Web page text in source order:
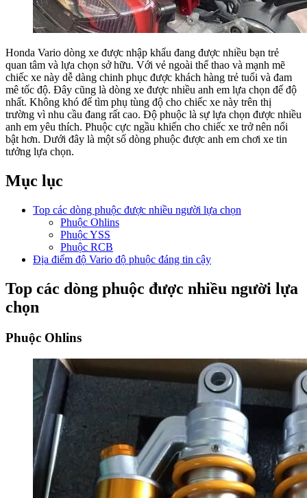
Honda Vario dòng xe được nhập khẩu đang được nhiều bạn trẻ
quan tâm và lựa chọn sở hữu. Với vẻ ngoài thể thao và mạnh mẽ
chiếc xe này dễ dàng chinh phục được khách hàng trẻ tuổi và đam
mê tốc độ. Đây cũng là dòng xe được nhiều anh em lựa chọn để độ
nhất. Không khó để tìm phụ tùng độ cho chiếc xe này trên thị
trường vì nhu cầu đang rất cao. Độ phuộc là sự lựa chọn được nhiều
anh em yêu thích. Phuộc cực ngầu khiến cho chiếc xe trở nên nổi
bật hơn. Dưới đây là một số dòng phuộc được anh em chơi xe tin
tưởng lựa chọn.
Mục lục
Top các dòng phuộc được nhiều người lựa chọn
Phuộc Ohlins
Phuộc YSS
Phuộc RCB
Địa điểm độ Vario độ phuộc đáng tin cậy
Top các dòng phuộc được nhiều người lựa
chọn
Phuộc Ohlins